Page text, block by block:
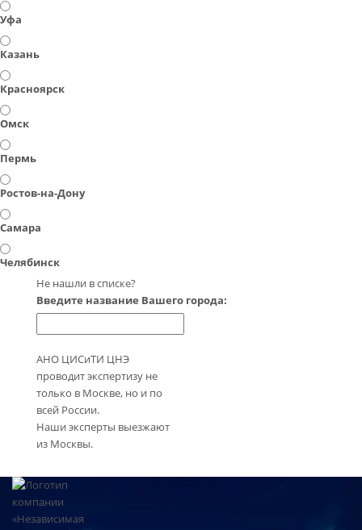
Уфа
Казань
Красноярск
Омск
Пермь
Ростов-на-Дону
Самара
Челябинск
Не нашли в списке?
Введите название Вашего города:
АНО ЦИСиТИ ЦНЭ
проводит экспертизу не
только в Москве, но и по
всей России.
Наши эксперты выезжают
из Москвы.